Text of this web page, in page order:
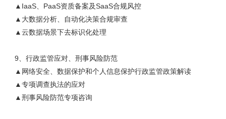
▲IaaS、PaaS资质备案及SaaS合规风控
▲大数据分析、自动化决策合规审查
▲云数据场景下去标识化处理
9、行政监管应对、刑事风险防范
▲网络安全、数据保护和个人信息保护行政监管政策解读
▲专项调查执法的应对
▲刑事风险防范专项咨询